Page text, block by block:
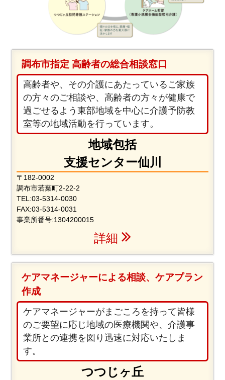
調布市指定 高齢者の総合相談窓口
高齢者や、その介護にあたっているご家族
の方々のご相談や、高齢者の方々が健康で
過ごせるよう東部地域を中心に介護予防教
室等の地域活動を行っています。
地域包括
支援センター仙川
〒182-0002
調布市若葉町2-22-2
TEL:03-5314-0030
FAX:03-5314-0031
事業所番号:1304200015
詳細
ケアマネージャーによる相談、ケアプラン
作成
ケアマネージャーがまごころを持って皆様
のご要望に応じ地域の医療機関や、介護事
業所との連携を図り迅速に対応いたしま
す。
つつじヶ丘